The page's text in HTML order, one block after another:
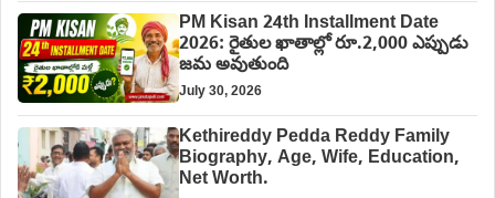
PM Kisan 24th Installment Date
2026: రైతుల ఖాతాల్లో రూ.2,000 ఎప్పుడు
జమ అవుతుంది
July 30, 2026
Kethireddy Pedda Reddy Family
Biography, Age, Wife, Education,
Net Worth.